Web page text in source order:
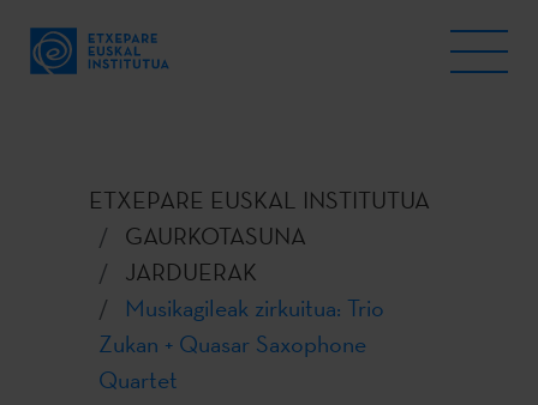
ETXEPARE EUSKAL INSTITUTUA
GAURKOTASUNA
JARDUERAK
Musikagileak zirkuitua: Trio
Zukan + Quasar Saxophone
Quartet